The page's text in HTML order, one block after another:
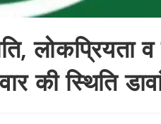
लोकप्रियता
की स्थिति